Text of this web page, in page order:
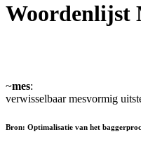
Woordenlijst
~mes:
verwisselbaar mesvormig
Bron: Optimalisatie van het